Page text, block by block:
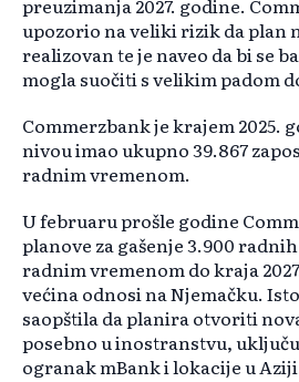
preuzimanja 2027. godine.
upozorio na veliki rizik da plan
realizovan te je naveo da bi se
mogla suočiti s velikim padom
Commerzbank je krajem 2025.
nivou imao ukupno 39.867
radnim vremenom.
U februaru prošle godine
planove za gašenje 3.900
radnim vremenom do kraja
većina odnosi na Njemačku.
saopštila da planira otvoriti
posebno u inostranstvu,
ogranak mBank i lokacije u